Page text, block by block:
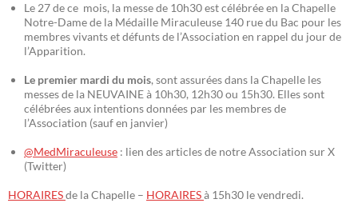
Le 27 de ce mois, la messe de 10h30 est célébrée en la Chapelle
Notre-Dame de la Médaille Miraculeuse 140 rue du Bac pour les
membres vivants et défunts de l’Association en rappel du jour de
l’Apparition.
Le premier mardi du mois, sont assurées dans la Chapelle les
messes de la NEUVAINE à 10h30, 12h30 ou 15h30. Elles sont
célébrées aux intentions données par les membres de
l’Association (sauf en janvier)
@MedMiraculeuse : lien des articles de notre Association sur X
(Twitter)
HORAIRESde la Chapelle – HORAIRESà 15h30 le vendredi.